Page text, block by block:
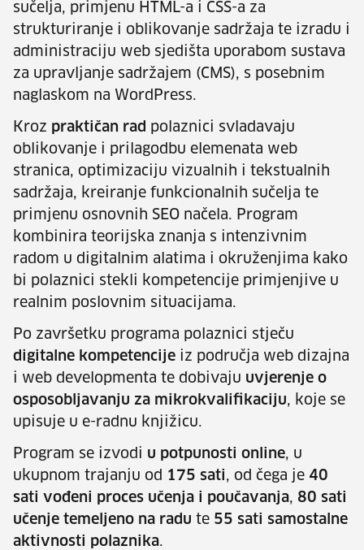
sučelja, primjenu HTML-a i CSS-a za
strukturiranje i oblikovanje sadržaja te izradu i
administraciju web sjedišta uporabom sustava
za upravljanje sadržajem (CMS), s posebnim
naglaskom na WordPress.
Kroz praktičan rad polaznici svladavaju
oblikovanje i prilagodbu elemenata web
stranica, optimizaciju vizualnih i tekstualnih
sadržaja, kreiranje funkcionalnih sučelja te
primjenu osnovnih SEO načela. Program
kombinira teorijska znanja s intenzivnim
radom u digitalnim alatima i okruženjima kako
bi polaznici stekli kompetencije primjenjive u
realnim poslovnim situacijama.
Po završetku programa polaznici stječu
digitalne kompetencije iz područja web dizajna
i web developmenta te dobivaju uvjerenje o
osposobljavanju za mikrokvalifikaciju, koje se
upisuje u e-radnu knjižicu.
Program se izvodi u potpunosti online, u
ukupnom trajanju od 175 sati, od čega je 40
sati vođeni proces učenja i poučavanja, 80 sati
učenje temeljeno na radu te 55 sati samostalne
aktivnosti polaznika.